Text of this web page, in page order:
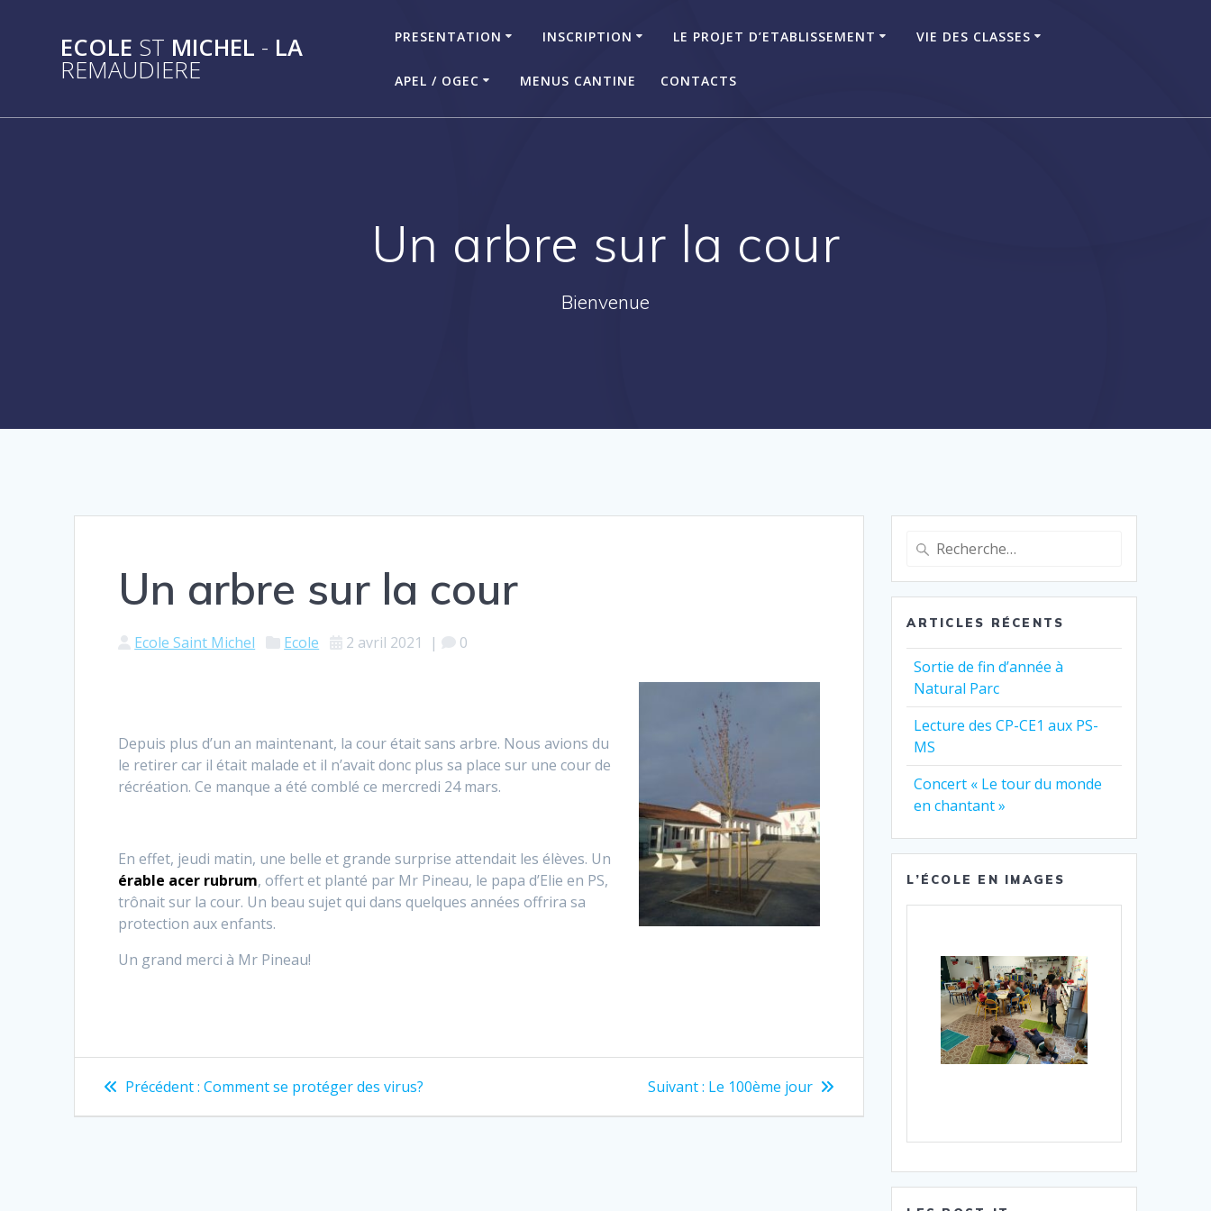
ECOLE ST MICHEL - LA
REMAUDIERE
PRESENTATION INSCRIPTION LE PROJET D’ETABLISSEMENT VIE DES CLASSES
APEL / OGEC MENUS CANTINE CONTACTS
Un arbre sur la cour
Bienvenue
Un arbre sur la cour
Ecole Saint Michel Ecole 2 avril 2021 | 0
Depuis plus d’un an maintenant, la cour était sans arbre. Nous avions du
le retirer car il était malade et il n’avait donc plus sa place sur une cour de
récréation. Ce manque a été comblé ce mercredi 24 mars.
En effet, jeudi matin, une belle et grande surprise attendait les élèves. Un
érable acer rubrum, offert et planté par Mr Pineau, le papa d’Elie en PS,
trônait sur la cour. Un beau sujet qui dans quelques années offrira sa
protection aux enfants.
Un grand merci à Mr Pineau!
Navigation
de
Précédent : Article
Comment se protéger des virus? Suivant : Article
Le 100ème jour
Recherche
:
ARTICLES RÉCENTS
Sortie de fin d’année à
Natural Parc
Lecture des CP-CE1 aux PS-
MS
Concert « Le tour du monde
en chantant »
L’ÉCOLE EN IMAGES